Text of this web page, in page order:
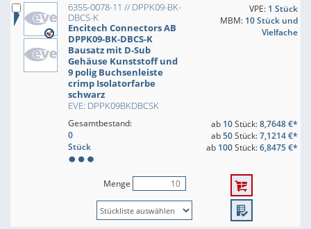
6355-0078-11 // DPPK09-BK-
DBCS-K
Encitech Connectors AB
DPPK09-BK-DBCS-K
Bausatz mit D-Sub
Gehäuse Kunststoff und
9 polig Buchsenleiste
crimp Isolatorfarbe
schwarz
EVE: DPPK09BKDBCSK
VPE: 1 Stück
MBM: 10 Stück und
Vielfache
Gesamtbestand:
0
Stück
ab 10Stück:8,7648 €*
ab50Stück:7,1214 €*
ab 100Stück:6,8475 €*
Menge